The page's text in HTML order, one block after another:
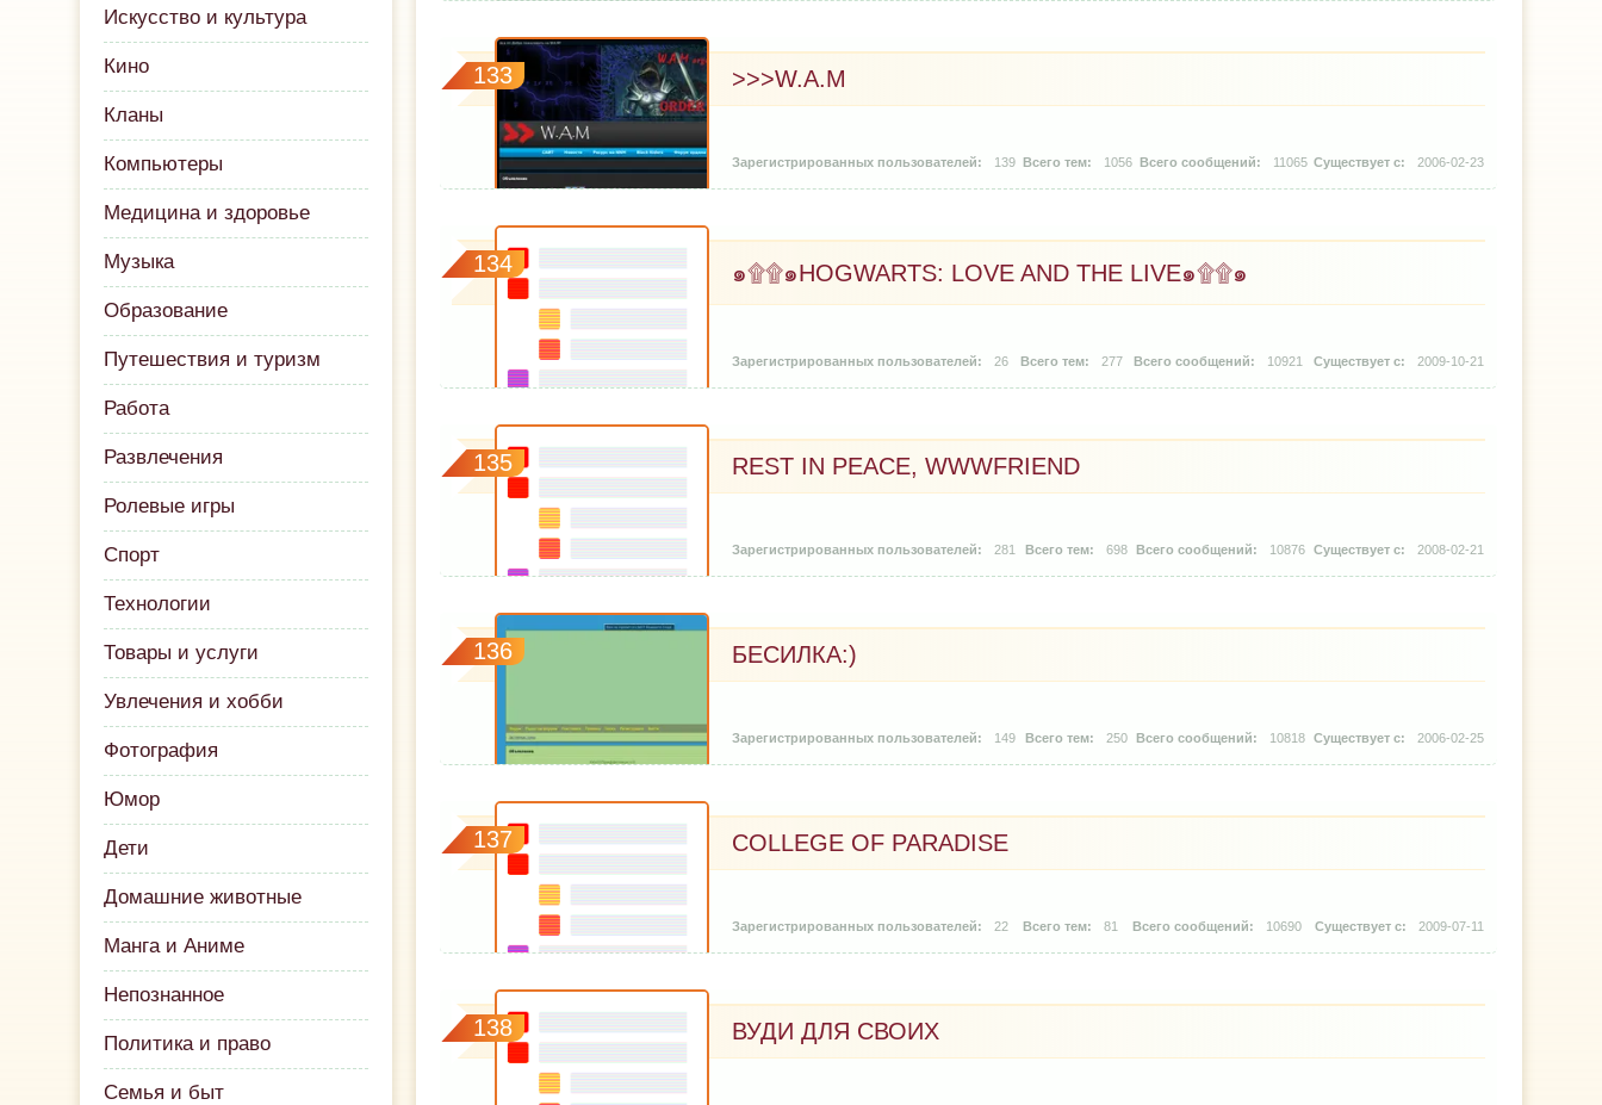
Искусство и культура
Кино
Кланы
Компьютеры
Медицина и здоровье
Музыка
Образование
Путешествия и туризм
Работа
Развлечения
Ролевые игры
Спорт
Технологии
Товары и услуги
Увлечения и хобби
Фотография
Юмор
Дети
Домашние животные
Манга и Аниме
Непознанное
Политика и право
Семья и быт
133 >>>W.A.M
139 1056 11065 2006-02-23
134 ๑۩۩๑HOGWARTS: LOVE AND THE LIVE๑۩۩๑
26 277 10921 2009-10-21
135 REST IN PEACE, WWWFRIEND
281 698 10876 2008-02-21
136 БЕСИЛКА:)
149 250 10818 2006-02-25
137 COLLEGE OF PARADISE
22 81 10690 2009-07-11
138 ВУДИ ДЛЯ СВОИХ